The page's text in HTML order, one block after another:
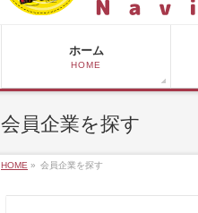
ホーム
HOME
会員企業を探す
HOME » 会員企業を探す